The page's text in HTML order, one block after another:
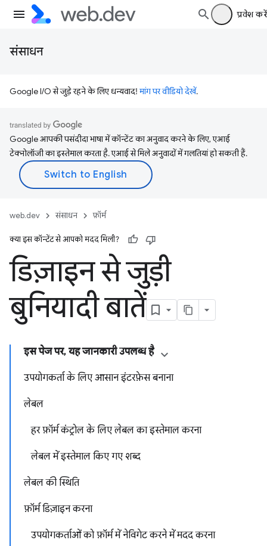
प्रवेश करें
संसाधन
Google I/O से जुड़े रहने के लिए धन्यवाद!मांग पर वीडियो देखें.
Google आपकी पसंदीदा भाषा में कॉन्टेंट का अनुवाद करने के लिए, एआई
टेक्नोलॉजी का इस्तेमाल करता है. एआई से मिले अनुवादों में गलतियां हो सकती हैं.
web.dev संसाधन फ़ॉर्म
क्या इस कॉन्टेंट से आपको मदद मिली?
डिज़ाइन से जुड़ी
बुनियादी बातें
इस पेज पर, यह जानकारी उपलब्ध है
उपयोगकर्ता के लिए आसान इंटरफ़ेस बनाना
लेबल
हर फ़ॉर्म कंट्रोल के लिए लेबल का इस्तेमाल करना
लेबल में इस्तेमाल किए गए शब्द
लेबल की स्थिति
फ़ॉर्म डिज़ाइन करना
उपयोगकर्ताओं को फ़ॉर्म में नेविगेट करने में मदद करना